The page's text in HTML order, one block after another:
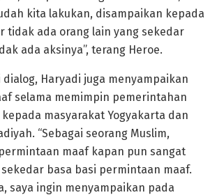
kita lakukan, disampaikan kepada
tidak ada orang lain yang sekedar
ada aksinya”, terang Heroe.
dialog, Haryadi juga menyampaikan
selama memimpin pemerintahan
kepada masyarakat Yogyakarta dan
“Sebagai seorang Muslim,
maaf kapan pun sangat
basa basi permintaan maaf.
saya ingin menyampaikan pada